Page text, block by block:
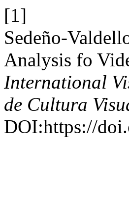
[1]
Sedeño-
Analysis fo
International
de Cultura
DOI:https://